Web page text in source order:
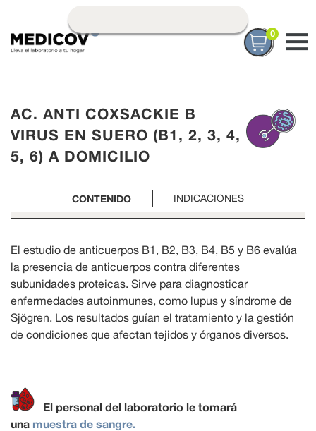
0
AC. ANTI COXSACKIE B
VIRUS EN SUERO (B1, 2, 3, 4,
5, 6) A DOMICILIO
CONTENIDO INDICACIONES
El estudio de anticuerpos B1, B2, B3, B4, B5 y B6 evalúa
la presencia de anticuerpos contra diferentes
subunidades proteicas. Sirve para diagnosticar
enfermedades autoinmunes, como lupus y síndrome de
Sjögren. Los resultados guían el tratamiento y la gestión
de condiciones que afectan tejidos y órganos diversos.
El personal del laboratorio le tomará
una muestra de sangre.